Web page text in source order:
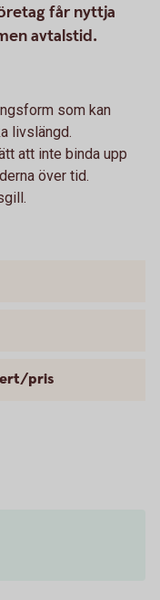
får nyttja
avtalstid.
som kan
livslängd.
att inte binda upp
över tid.
pris